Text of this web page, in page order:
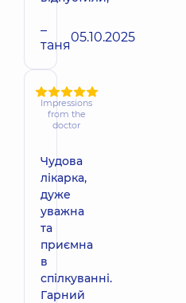
–
таня05.10.2025
Impressions
from the
doctor
Чудова
лікарка,
дуже
уважна
та
приємна
в
спілкуванні.
Гарний